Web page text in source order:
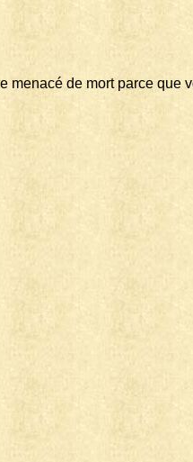
menacé de mort parce que